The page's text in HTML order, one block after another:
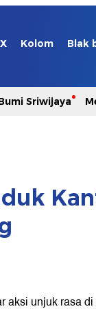
Kolom Blak
Sriwijaya
aksi unjuk rasa